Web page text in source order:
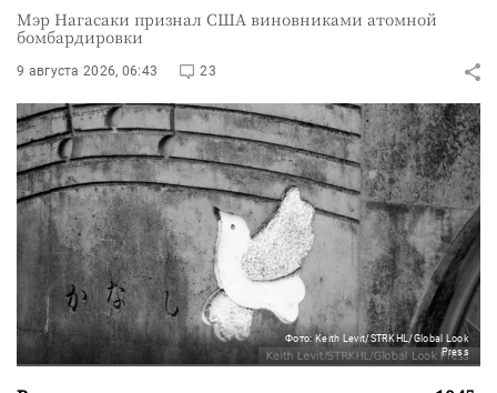
Мэр Нагасаки признал США виновниками атомной
бомбардировки
9 августа 2026, 06:43 23
Фото: Keith Levit/STRKHL/Global Look
Press